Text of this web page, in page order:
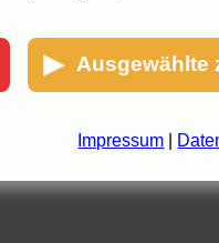
Ausgewählte
Impressum